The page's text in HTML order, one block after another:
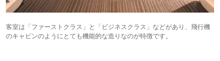
客室は「ファーストクラス」と「ビジネスクラス」などがあり、飛行機
のキャビンのようにとても機能的な造りなのが特徴です。